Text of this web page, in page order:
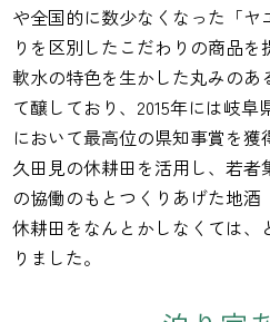
や全国的に数少なくなった「
りを区別したこだわりの商品を
軟水の特色を生かした丸みのあ
て醸しており、2015年には岐阜
において最高位の県知事賞を
久田見の休耕田を活用し、若者
の協働のもとつくりあげた地酒
休耕田をなんとかしなくては、
りました。